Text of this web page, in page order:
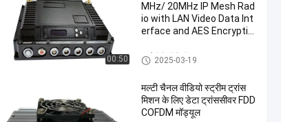
00:50
MHz/ 20MHz IP Mesh Rad
io with LAN Video Data Int
erface and AES Encryptio
आईपी ​​मेष रेडियो
2025-03-19
मल्टी चैनल वीडियो स्ट्रीम ट्रांस
मिशन के लिए डेटा ट्रांससीवर FDD
COFDM मॉड्यूल